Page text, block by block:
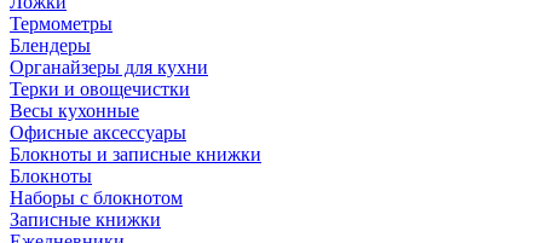
Термометры
Блендеры
Органайзеры для кухни
Терки и овощечистки
Весы кухонные
Офисные аксессуары
Блокноты и записные книжки
Блокноты
Наборы с блокнотом
Записные книжки